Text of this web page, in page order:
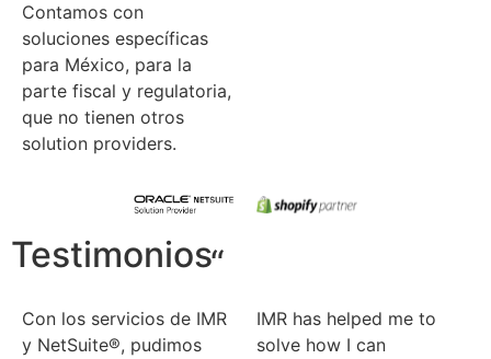
Contamos con
soluciones específicas
para México, para la
parte fiscal y regulatoria,
que no tienen otros
solution providers.
Testimonios
Con los servicios de IMR
y NetSuite®, pudimos
“
IMR has helped me to
solve how I can